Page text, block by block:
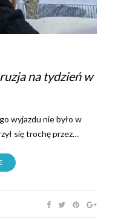
na tydzień w
wyjazdu nie było w
się trochę przez…